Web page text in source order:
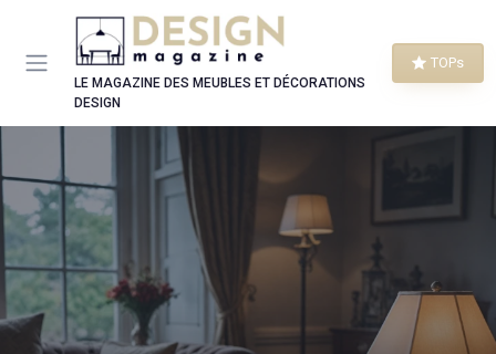
LE MAGAZINE DES MEUBLES ET DÉCORATIONS
DESIGN
TOPs
Panneau de gestion des cookies